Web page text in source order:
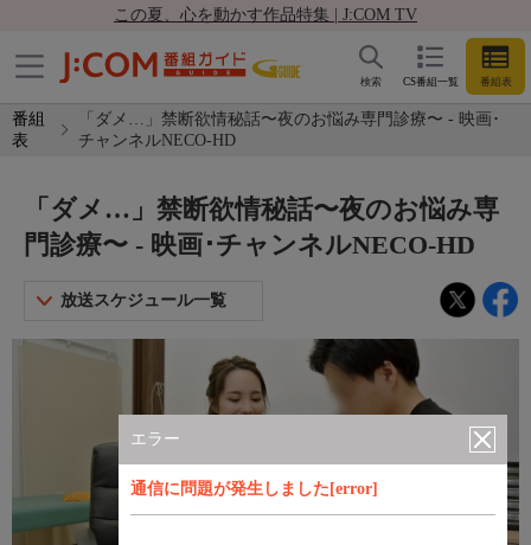
この夏、心を動かす作品特集 | J:COM TV
CS番組一覧 番組表
検索
番組
表
「ダメ…」禁断欲情秘話〜夜のお悩み専門診療〜 - 映画･
チャンネルNECO-HD
エラー
通信に問題が発生しました[error]
「ダメ…」禁断欲情秘話〜夜のお悩み専
門診療〜 - 映画･チャンネルNECO-HD
放送スケジュール一覧